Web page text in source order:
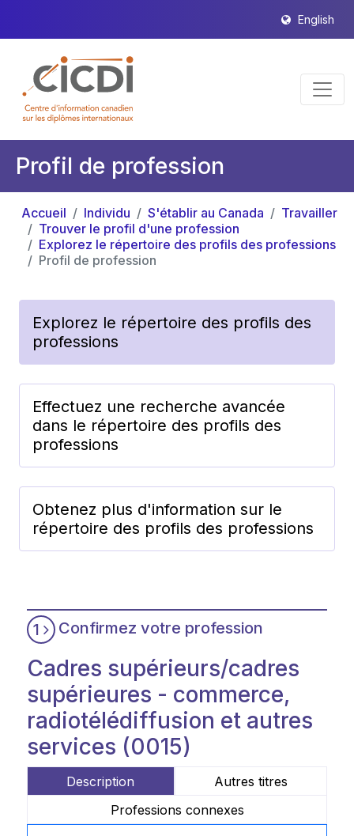
English
Profil de profession
Accueil Individu S'établir au Canada
Travailler
Trouver le profil d'une profession
Explorez le répertoire des profils des professions
Profil de profession
Explorez le répertoire des profils des
professions
Effectuez une recherche avancée
dans le répertoire des profils des
professions
Obtenez plus d'information sur le
répertoire des profils des professions
1 Confirmez votre profession
Cadres supérieurs/cadres
supérieures - commerce,
radiotélédiffusion et autres
services (0015)
Description
Autres titres
Professions connexes